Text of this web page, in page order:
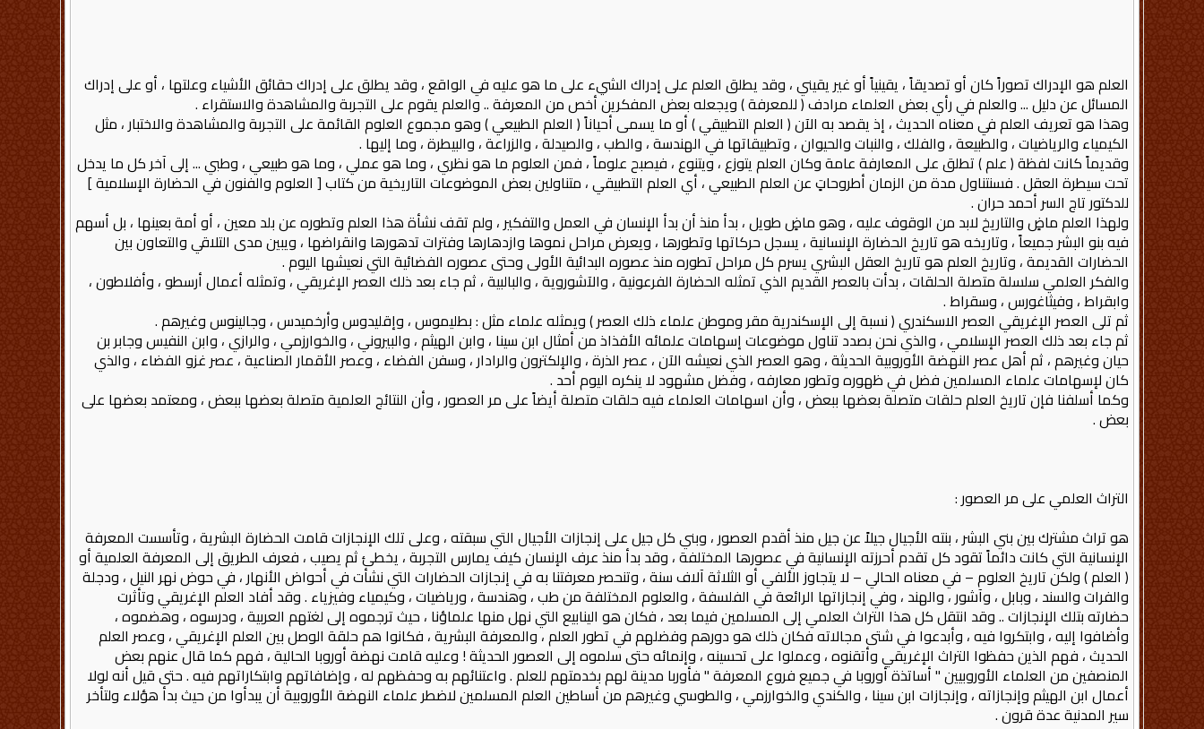
العلم هو الإدراك تصوراً كان أو تصديقاً ، يقينياً أو غير يقيني ، وقد يطلق العلم على إدراك الشيء على ما هو عليه في الواقع ، وقد يطلق على إدراك حقائق الأشياء وعلتها ، أو على إدراك
المسائل عن دليل ... والعلم في رأي بعض العلماء مرادف ( للمعرفة ) ويجعله بعض المفكرين أخص من المعرفة .. والعلم يقوم على التجربة والمشاهدة والاستقراء .
وهذا هو تعريف العلم في معناه الحديث ، إذ يقصد به الآن ( العلم التطبيقي ) أو ما يسمى أحياناً ( العلم الطبيعي ) وهو مجموع العلوم القائمة على التجربة والمشاهدة والاختبار ، مثل
الكيمياء والرياضيات ، والطبيعة ، والفلك ، والنبات والحيوان ، وتطبيقاتها في الهندسة ، والطب ، والصيدلة ، والزراعة ، والبيطرة ، وما إليها .
وقديماً كانت لفظة ( علم ) تطلق على المعارفة عامة وكان العلم يتوزع ، ويتنوع ، فيصبح علوماً ، فمن العلوم ما هو نظري ، وما هو عملي ، وما هو طبيعي ، وطبي ... إلى آخر كل ما يدخل
تحت سيطرة العقل . فسنتناول مدة من الزمان أطروحاتٍ عن العلم الطبيعي ، أي العلم التطبيقي ، متناولين بعض الموضوعات التاريخية من كتاب [ العلوم والفنون في الحضارة الإسلامية ]
للدكتور تاج السر أحمد حران .
ولهذا العلم ماضٍ والتاريخ لابد من الوقوف عليه ، وهو ماضٍ طويل ، بدأ منذ أن بدأ الإنسان في العمل والتفكير ، ولم تقف نشأة هذا العلم وتطوره عن بلد معين ، أو أمة بعينها ، بل أسهم
فيه بنو البشر جميعاً ، وتاريخه هو تاريخ الحضارة الإنسانية ، يسجل حركاتها وتطورها ، ويعرض مراحل نموها وازدهارها وفترات تدهورها وانقراضها ، ويبين مدى التلاقي والتعاون بين
الحضارات القديمة ، وتاريخ العلم هو تاريخ العقل البشري يسرم كل مراحل تطوره منذ عصوره البدائية الأولى وحتى عصوره الفضائية التي نعيشها اليوم .
والفكر العلمي سلسلة متصلة الحلقات ، بدأت بالعصر القديم الذي تمثله الحضارة الفرعونية ، والآشوروية ، والبالبية ، ثم جاء بعد ذلك العصر الإغريقي ، وتمثله أعمال أرسطو ، وأفلاطون ،
وابقراط ، وفيثاغورس ، وسقراط .
ثم تلى العصر الإغريقي العصر الاسكندري ( نسبة إلى الإسكندرية مقر وموطن علماء ذلك العصر ) ويمثله علماء مثل : بطليموس ، وإقليدوس وأرخميدس ، وجالينوس وغيرهم .
ثم جاء بعد ذلك العصر الإسلامي ، والذي نحن بصدد تناول موضوعات إسهامات علمائه الأفذاذ من أمثال ابن سينا ، وابن الهيثم ، والبيروني ، والخوارزمي ، والرازي ، وابن النفيس وجابر بن
حيان وغيرهم ، ثم أهل عصر النهضة الأوروبية الحديثة ، وهو العصر الذي نعيشه الآن ، عصر الذرة ، والإلكترون والرادار ، وسفن الفضاء ، وعصر الأقمار الصناعية ، عصر غزو الفضاء ، والذي
كان لإسهامات علماء المسلمين فضل في ظهوره وتطور معارفه ، وفضل مشهود لا ينكره اليوم أحد .
وكما أسلفنا فإن تاريخ العلم حلقات متصلة بعضها ببعض ، وأن اسهامات العلماء فيه حلقات متصلة أيضاً على مر العصور ، وأن النتائج العلمية متصلة بعضها ببعض ، ومعتمد بعضها على
بعض .
التراث العلمي على مر العصور :
هو تراث مشترك بين بني البشر ، بنته الأجيال جيلاً عن جيل منذ أقدم العصور ، وبني كل جيل على إنجازات الأجيال التي سبقته ، وعلى تلك الإنجازات قامت الحضارة البشرية ، وتأسست المعرفة
الإنسانية التي كانت دائماً تقود كل تقدم أحرزته الإنسانية في عصورها المختلفة ، وقد بدأ منذ عرف الإنسان كيف يمارس التجربة ، يخطئ ثم يصيب ، فعرف الطريق إلى المعرفة العلمية أو
( العلم ) ولكن تاريخ العلوم – في معناه الحالي – لا يتجاوز الألفي أو الثلاثة آلاف سنة ، وتنحصر معرفتنا به في إنجازات الحضارات التي نشأت في أحواض الأنهار ، في حوض نهر النيل ، ودجلة
والفرات والسند ، وبابل ، وآشور ، والهند ، وفي إنجازاتها الرائعة في الفلسفة ، والعلوم المختلفة من طب ، وهندسة ، ورياضيات ، وكيمياء وفيزياء . وقد أفاد العلم الإغريقي وتأثرت
حضارته بتلك الإنجازات .. وقد انتقل كل هذا التراث العلمي إلى المسلمين فيما بعد ، فكان هو الينابيع التي نهل منها علماؤنا ، حيث ترجموه إلى لغتهم العربية ، ودرسوه ، وهضموه ،
وأضافوا إليه ، وابتكروا فيه ، وأبدعوا في شتى مجالاته فكان ذلك هو دورهم وفضلهم في تطور العلم ، والمعرفة البشرية ، فكانوا هم حلقة الوصل بين العلم الإغريقي ، وعصر العلم
الحديث ، فهم الذين حفظوا التراث الإغريقي وأتقنوه ، وعملوا على تحسينه ، وإنمائه حتى سلموه إلى العصور الحديثة ! وعليه قامت نهضة أوروبا الحالية ، فهم كما قال عنهم بعض
المنصفين من العلماء الأوروبيين " أساتذة أوروبا في جميع فروع المعرفة " فأوربا مدينة لهم بخدمتهم للعلم . واعتنائهم به وحفظهم له ، وإضافاتهم وابتكاراتهم فيه . حتى قيل أنه لولا
أعمال ابن الهيثم وإنجازاته ، وإنجازات ابن سينا ، والكندي والخوارزمي ، والطوسي وغيرهم من أساطين العلم المسلمين لاضطر علماء النهضة الأوروبية أن يبدأوا من حيث بدأ هؤلاء ولتأخر
سير المدنية عدة قرون .